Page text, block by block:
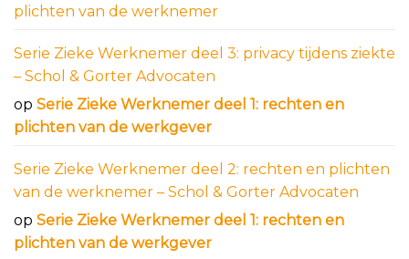
plichten van de werknemer
Serie Zieke Werknemer deel 3: privacy tijdens ziekte
– Schol & Gorter Advocaten
op Serie Zieke Werknemer deel 1: rechten en
plichten van de werkgever
Serie Zieke Werknemer deel 2: rechten en plichten
van de werknemer – Schol & Gorter Advocaten
op Serie Zieke Werknemer deel 1: rechten en
plichten van de werkgever